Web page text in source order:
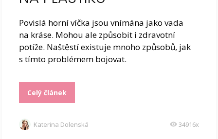
Povislá horní víčka jsou vnímána jako vada
na kráse. Mohou ale způsobit i zdravotní
potíže. Naštěstí existuje mnoho způsobů, jak
s tímto problémem bojovat.
Celý článek
Katerina Dolenská 34916x